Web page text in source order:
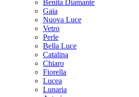
Benita Diamante
Gaia
Nuova Luce
Vetro
Perle
Bella Luce
Сatalina
Chiaro
Fiorella
Lucea
Lunaria